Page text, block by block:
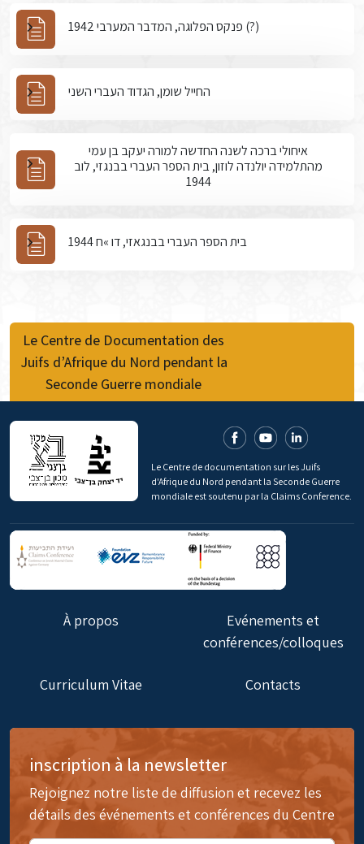
פנקס הפלוגה, המדבר המערבי 1942 (?)
החייל שומן, הגדוד העברי השני
איחולי ברכה לשנה החדשה למורה יעקב בן עמי
מהתלמידה יולנדה לוזון, בית הספר העברי בבנגזי, לוב
1944
בית הספר העברי בבנגאזי, דו »ח 1944
Le Centre de Documentation des
Juifs d’Afrique du Nord pendant la
Seconde Guerre mondiale
Le Centre de documentation sur les Juifs
d'Afrique du Nord pendant la Seconde Guerre
mondiale est soutenu par la Claims Conference.
À propos
Evénements et
conférences/colloques
Curriculum Vitae Contacts
inscription à la newsletter
Rejoignez notre liste de diffusion et recevez les
détails des événements et conférences du Centre